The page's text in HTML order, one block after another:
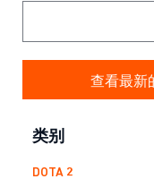
查看最新
类别
DOTA 2